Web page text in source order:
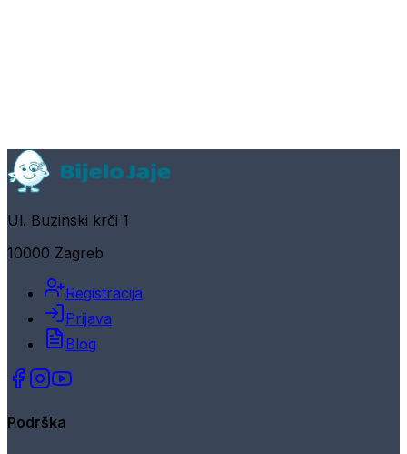
Ul. Buzinski krči 1
10000 Zagreb
Registracija
Prijava
Blog
Podrška